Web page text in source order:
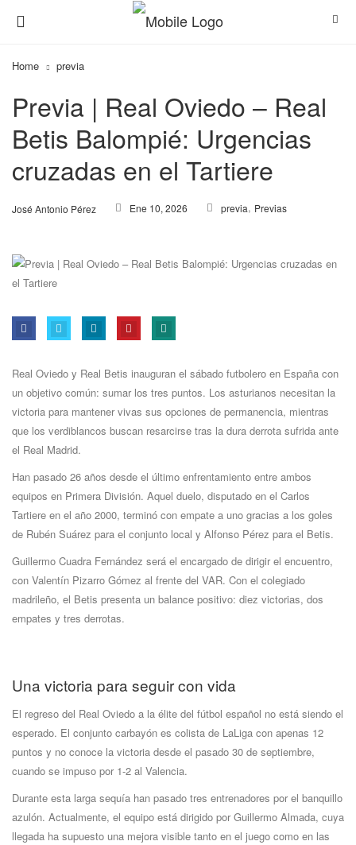
Home previa
Previa | Real Oviedo – Real
Betis Balompié: Urgencias
cruzadas en el Tartiere
José Antonio Pérez Ene 10, 2026 previa, Previas
Real Oviedo y Real Betis inauguran el sábado futbolero en España con
un objetivo común: sumar los tres puntos. Los asturianos necesitan la
victoria para mantener vivas sus opciones de permanencia, mientras
que los verdiblancos buscan resarcirse tras la dura derrota sufrida ante
el Real Madrid.
Han pasado 26 años desde el último enfrentamiento entre ambos
equipos en Primera División. Aquel duelo, disputado en el Carlos
Tartiere en el año 2000, terminó con empate a uno gracias a los goles
de Rubén Suárez para el conjunto local y Alfonso Pérez para el Betis.
Guillermo Cuadra Fernández será el encargado de dirigir el encuentro,
con Valentín Pizarro Gómez al frente del VAR. Con el colegiado
madrileño, el Betis presenta un balance positivo: diez victorias, dos
empates y tres derrotas.
Una victoria para seguir con vida
El regreso del Real Oviedo a la élite del fútbol español no está siendo el
esperado. El conjunto carbayón es colista de LaLiga con apenas 12
puntos y no conoce la victoria desde el pasado 30 de septiembre,
cuando se impuso por 1-2 al Valencia.
Durante esta larga sequía han pasado tres entrenadores por el banquillo
azulón. Actualmente, el equipo está dirigido por Guillermo Almada, cuya
llegada ha supuesto una mejora visible tanto en el juego como en las